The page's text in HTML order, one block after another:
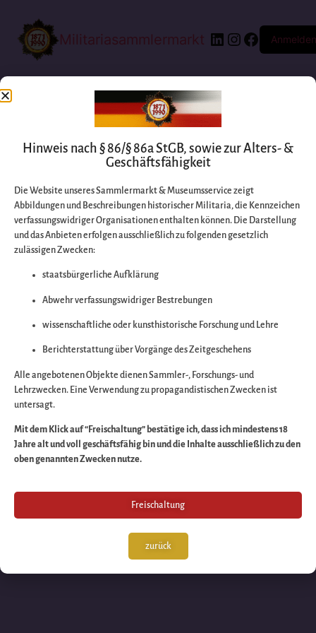
Militariasammlermarkt Anmelden
Entschuldigen Sie
bitte die
Wir arbeiten an
großartigen Sache
schauen Sie bald
wieder vorbei!
Hinweis nach § 86/§ 86a StGB, sowie zur Alters- &
Geschäftsfähigkeit
Die Website unseres Sammlermarkt & Museumsservice zeigt
Abbildungen und Beschreibungen historischer Militaria, die Kennzeichen
verfassungswidriger Organisationen enthalten können. Die Darstellung
und das Anbieten erfolgen ausschließlich zu folgenden gesetzlich
zulässigen Zwecken:
staatsbürgerliche Aufklärung
Abwehr verfassungswidriger Bestrebungen
wissenschaftliche oder kunsthistorische Forschung und Lehre
Berichterstattung über Vorgänge des Zeitgeschehens
Alle angebotenen Objekte dienen Sammler-, Forschungs- und
Lehrzwecken. Eine Verwendung zu propagandistischen Zwecken ist
untersagt.
Mit dem Klick auf “Freischaltung” bestätige ich, dass ich mindestens 18
Jahre alt und voll geschäftsfähig bin und die Inhalte ausschließlich zu den
oben genannten Zwecken nutze.
Freischaltung
zurück